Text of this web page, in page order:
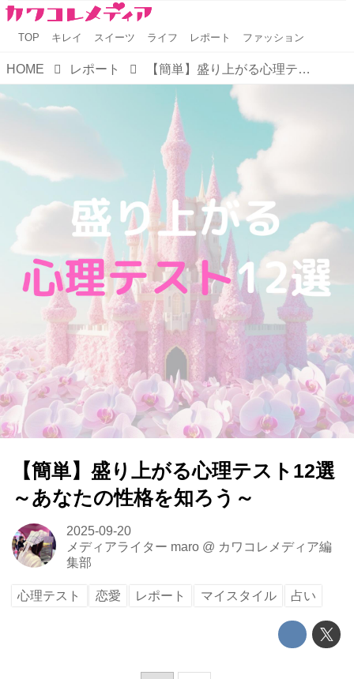
TOP キレイ スイーツ ライフ レポート ファッション
HOME レポート 【簡単】盛り上がる心理テスト12選～あなたの性格を知ろう～
【簡単】盛り上がる心理テスト12選
～あなたの性格を知ろう～
2025-09-20
メディアライター maro@ カワコレメディア編
集部
心理テスト 恋愛 レポート マイスタイル 占い